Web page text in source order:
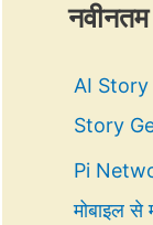
AI Story
Story
Pi
मोबाइल से